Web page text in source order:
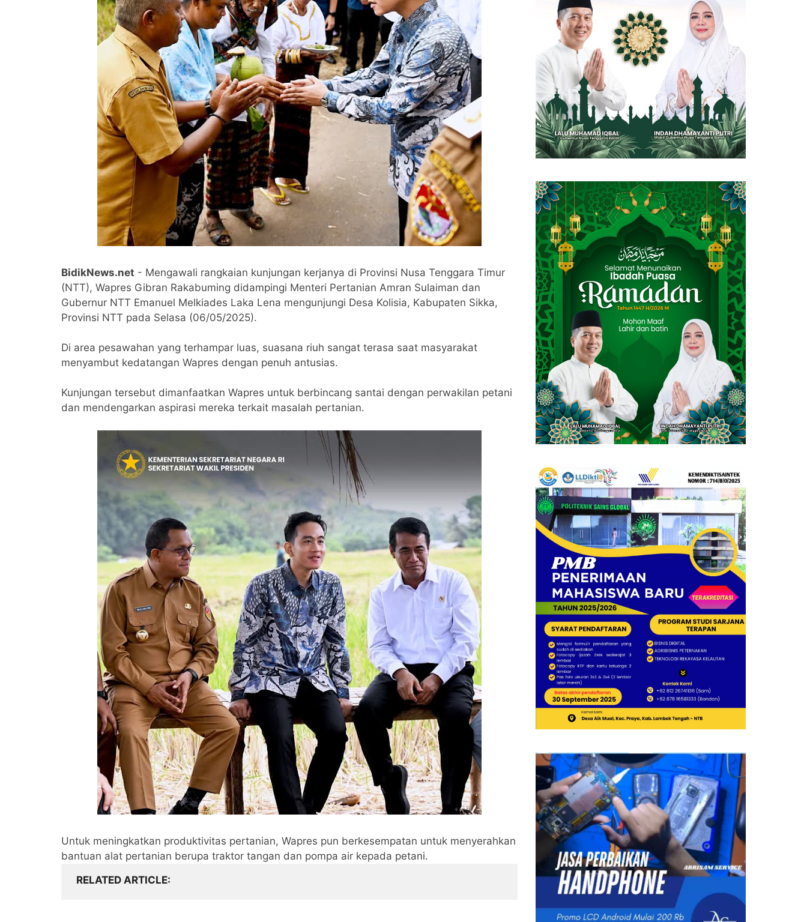
BidikNews.net - Mengawali rangkaian kunjungan kerjanya di Provinsi Nusa Tenggara Timur
(NTT), Wapres Gibran Rakabuming didampingi Menteri Pertanian Amran Sulaiman dan
Gubernur NTT Emanuel Melkiades Laka Lena mengunjungi Desa Kolisia, Kabupaten Sikka,
Provinsi NTT pada Selasa (06/05/2025).
Di area pesawahan yang terhampar luas, suasana riuh sangat terasa saat masyarakat
menyambut kedatangan Wapres dengan penuh antusias.
Kunjungan tersebut dimanfaatkan Wapres untuk berbincang santai dengan perwakilan petani
dan mendengarkan aspirasi mereka terkait masalah pertanian.
Untuk meningkatkan produktivitas pertanian, Wapres pun berkesempatan untuk menyerahkan
bantuan alat pertanian berupa traktor tangan dan pompa air kepada petani.
RELATED ARTICLE